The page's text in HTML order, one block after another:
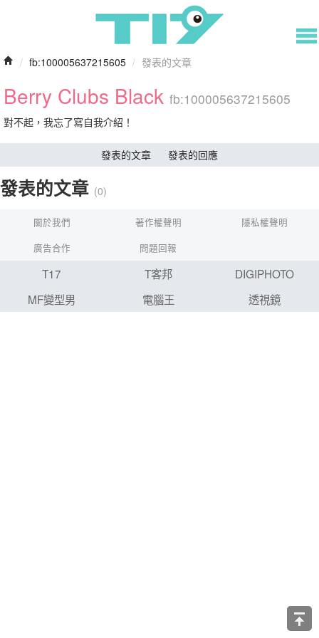
/ fb:100005637215605 / 發表的文章
Berry Clubs Black fb:100005637215605
對不起，我忘了寫自我介紹！
發表的文章 發表的回應
發表的文章 (0)
關於我們 著作權聲明
隱私權聲明
廣告合作
問題回報
T17 T客邦
DIGIPHOTO
MF變型男
電腦王 透視鏡